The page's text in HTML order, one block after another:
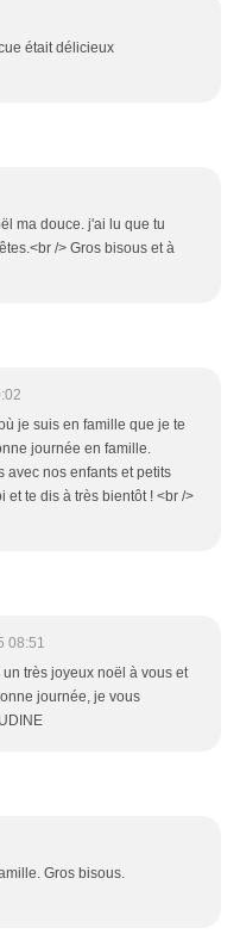
était délicieux
ma douce. j'ai lu que tu
/> Gros bisous et à
je suis en famille que je te
journée en famille.
avec nos enfants et petits
et te dis à très bientôt ! <br />
08:51
très joyeux noël à vous et
journée, je vous
Gros bisous.